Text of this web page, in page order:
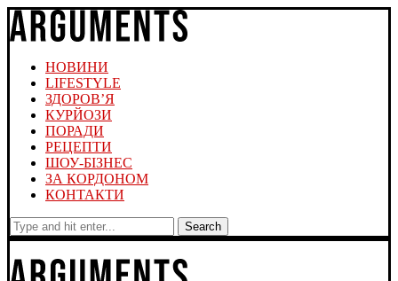
НОВИНИ
LIFESTYLE
ЗДОРОВ’Я
КУРЙОЗИ
ПОРАДИ
РЕЦЕПТИ
ШОУ-БІЗНЕС
ЗА КОРДОНОМ
КОНТАКТИ
Search